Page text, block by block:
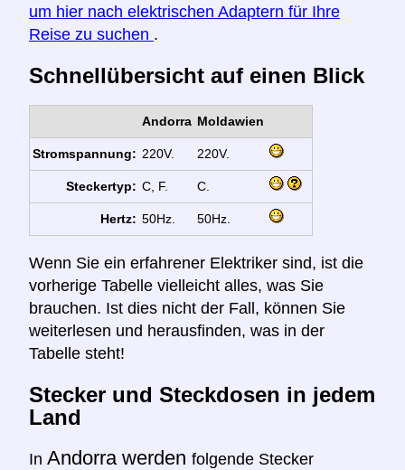
um hier nach elektrischen Adaptern für Ihre
Reise zu suchen .
Schnellübersicht auf einen Blick
Andorra Moldawien
Stromspannung: 220V. 220V.
Steckertyp: C, F. C.
Hertz: 50Hz. 50Hz.
Wenn Sie ein erfahrener Elektriker sind, ist die
vorherige Tabelle vielleicht alles, was Sie
brauchen. Ist dies nicht der Fall, können Sie
weiterlesen und herausfinden, was in der
Tabelle steht!
Stecker und Steckdosen in jedem
Land
In Andorra werden folgende Stecker